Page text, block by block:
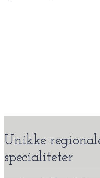
Unikke
specialiteter